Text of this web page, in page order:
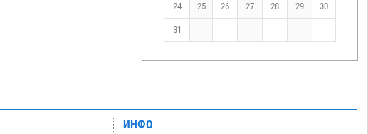
24 25 26 27 28 29 30
31
ИНФО